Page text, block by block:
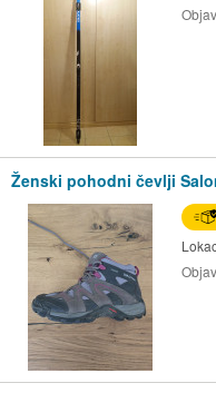
​Ženski pohodni čevlji